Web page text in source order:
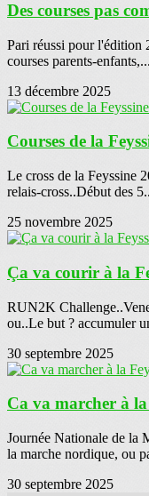
Des courses pas
Pari réussi pour l'édition
courses parents-enfants,...
13 décembre 2025
Courses de la
Le cross de la Feyssine
relais-cross..Début des
25 novembre 2025
Ça va courir à la
RUN2K
ou..Le but ? accumuler
30 septembre 2025
Ca va marcher à
Journée Nationale de la
la marche nordique, ou
30 septembre 2025